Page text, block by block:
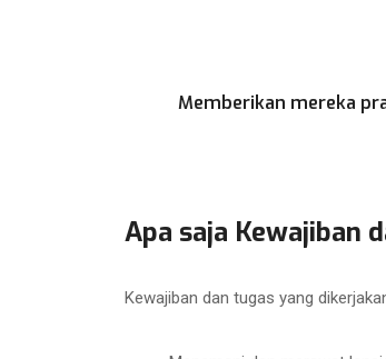
Memberikan mereka
Apa saja Kewajiban
Kewajiban dan tugas yang